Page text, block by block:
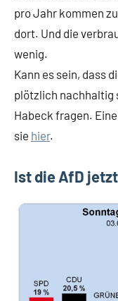
pro Jahr kommen
dort. Und die
wenig.
Kann es sein, dass
plötzlich nachhaltig
Habeck fragen.
sie hier.
Ist die AfD